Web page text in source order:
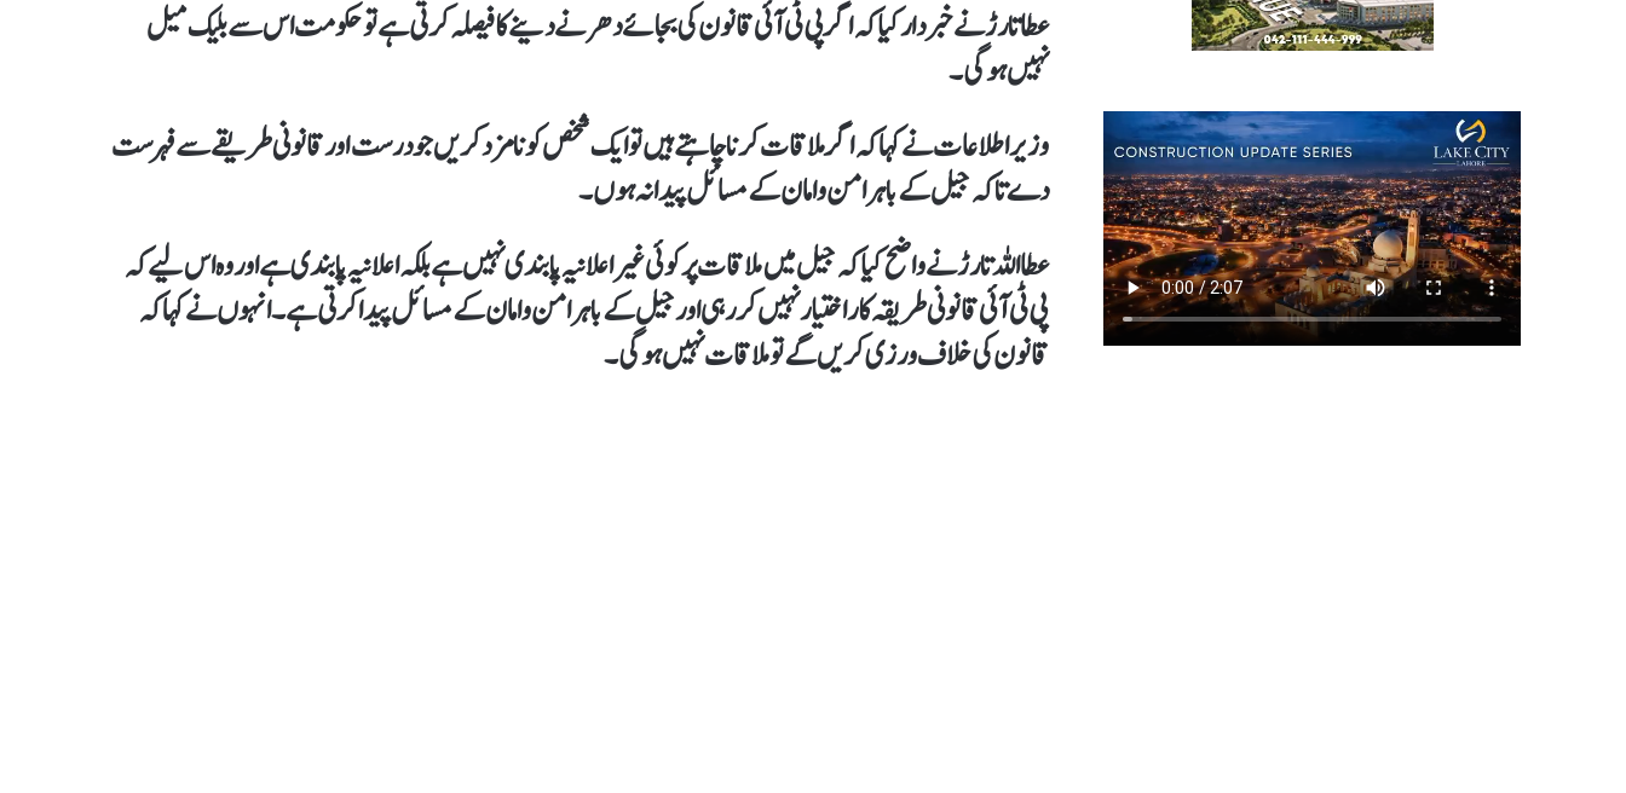
عطا تارڑ نے خبردار کیا کہ اگر پی ٹی آئی قانون کی بجائے دھرنے دینے کا فیصلہ کرتی ہے تو حکومت اس سے بلیک میل
نہیں ہوگی۔
وزیر اطلاعات نے کہا کہ اگر ملاقات کرنا چاہتے ہیں تو ایک شخص کو نامزد کریں جو درست اور قانونی طریقے سے فہرست
دے تاکہ جیل کے باہر امن و امان کے مسائل پیدا نہ ہوں۔
عطااللہ تارڑ نے واضح کیا کہ جیل میں ملاقات پر کوئی غیر اعلانیہ پابندی نہیں ہے بلکہ اعلانیہ پابندی ہے اور وہ اس لیے کہ
پی ٹی آئی قانونی طریقہ کار اختیار نہیں کر رہی اور جیل کے باہر امن و امان کے مسائل پیدا کرتی ہے۔ انہوں نے کہا کہ
قانون کی خلاف ورزی کریں گے تو ملاقات نہیں ہوگی۔